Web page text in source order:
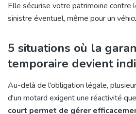
Elle sécurise votre patrimoine contre
sinistre éventuel, même pour un
5 situations où la
temporaire devient
Au-delà de l'obligation légale,
d'un motard exigent une réactivité
court permet de gérer